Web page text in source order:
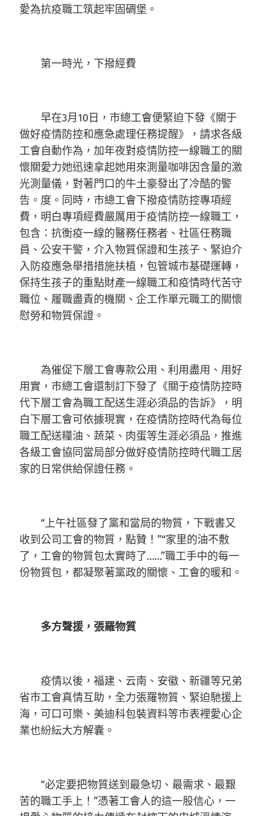
愛為抗疫職工筑起牢固碉堡。
第一時光，下撥經費
早在3月10日，市總工會便緊迫下發《關于
做好疫情防控和應急處理任務提醒》，請求各級
工會自動作為，加年夜對疫情防控一線職工的關
懷關愛力她迅速拿起她用來測量咖啡因含量的激
光測量儀，對著門口的牛土豪發出了冷酷的警
告。度。同時，市總工會下撥疫情防控專項經
費，明白專項經費嚴厲用于疫情防控一線職工，
包含：抗衡疫一線的醫務任務者、社區任務職
員、公安干警，介入物質保證和生孩子、緊迫介
入防疫應急舉措措施扶植，包管城市基礎運轉，
保持生孩子的重點財產一線職工和疫情時代苦守
職位、履職盡責的機關、企工作單元職工的關懷
慰勞和物質保證。
為催促下層工會專款公用、利用盡用、用好
用實，市總工會還制訂下發了《關于疫情防控時
代下層工會為職工配送生涯必須品的告訴》，明
白下層工會可依據現實，在疫情防控時代為每位
職工配送糧油、蔬菜、肉蛋等生涯必須品，推進
各級工會協同當局部分做好疫情防控時代職工居
家的日常供給保證任務。
“上午社區發了黨和當局的物質，下戰書又
收到公司工會的物質，點贊！”“家里的油不敷
了，工會的物質包太實時了……”職工手中的每一
份物質包，都凝聚著黨政的關懷、工會的暖和。
多方聲援，張羅物質
疫情以後，福建、云南、安徽、新疆等兄弟
省市工會真情互助，全力張羅物質、緊迫馳援上
海，可口可樂、美迪科包裝資料等市表裡愛心企
業也紛紜大方解囊。
“必定要把物質送到最急切、最需求、最艱
苦的職工手上！”憑著工會人的這一股信心，一